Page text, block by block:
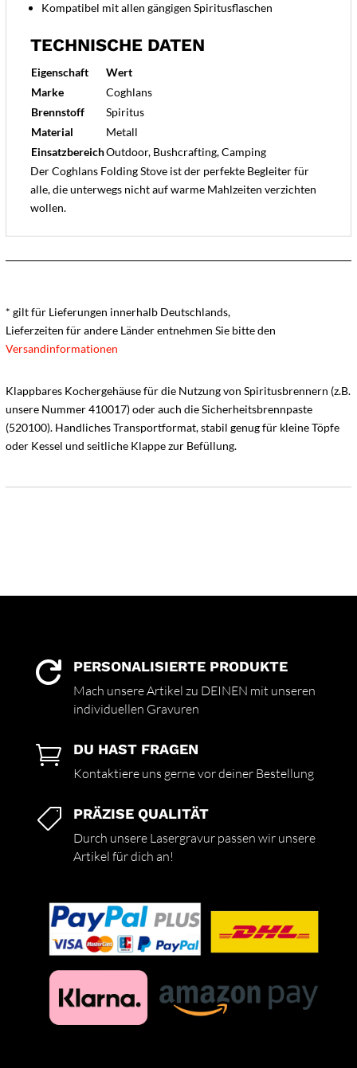
Kompatibel mit allen gängigen Spiritusflaschen
TECHNISCHE DATEN
Eigenschaft
Wert
Marke
Coghlans
Brennstoff
Spiritus
Material
Metall
EinsatzbereichOutdoor, Bushcrafting, Camping
Der Coghlans Folding Stove ist der perfekte Begleiter für
alle, die unterwegs nicht auf warme Mahlzeiten verzichten
wollen.
* gilt für Lieferungen innerhalb Deutschlands,
Lieferzeiten für andere Länder entnehmen Sie bitte den
Versandinformationen
Klappbares Kochergehäuse für die Nutzung von Spiritusbrennern (z.B.
unsere Nummer 410017) oder auch die Sicherheitsbrennpaste
(520100). Handliches Transportformat, stabil genug für kleine Töpfe
oder Kessel und seitliche Klappe zur Befüllung.
 PERSONALISIERTE PRODUKTE
Mach unsere Artikel zu DEINEN mit unseren
individuellen Gravuren
 DU HAST FRAGEN
Kontaktiere uns gerne vor deiner Bestellung
 PRÄZISE QUALITÄT
Durch unsere Lasergravur passen wir unsere
Artikel für dich an!